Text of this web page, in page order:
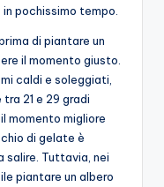
pochissimo tempo.
di piantare un
il momento giusto.
caldi e soleggiati,
21 e 29 gradi
momento migliore
di gelate è
salire. Tuttavia, nei
piantare un albero